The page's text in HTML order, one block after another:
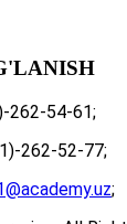
262-54-61;
262-52-77;
;